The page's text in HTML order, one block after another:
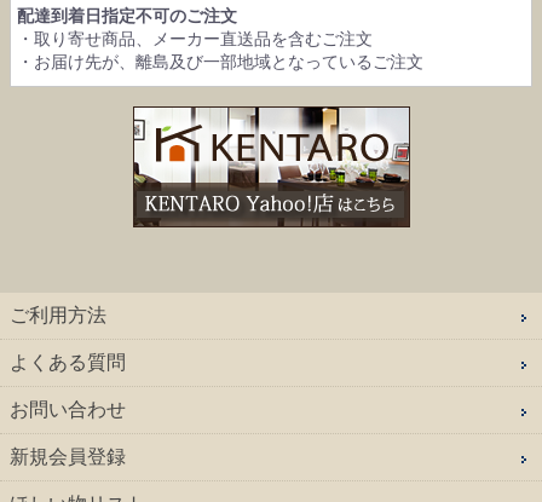
配達到着日指定不可のご注文
・取り寄せ商品、メーカー直送品を含むご注文
・お届け先が、離島及び一部地域となっているご注文
ご利用方法
よくある質問
お問い合わせ
新規会員登録